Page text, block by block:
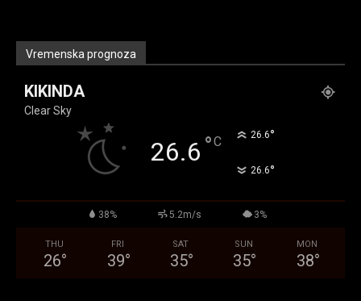
Vremenska prognoza
KIKINDA
Clear Sky
26.6 °C 26.6°
26.6°
38% 5.2m/s 3%
THU
26°
FRI
39°
SAT
35°
SUN
35°
MON
38°